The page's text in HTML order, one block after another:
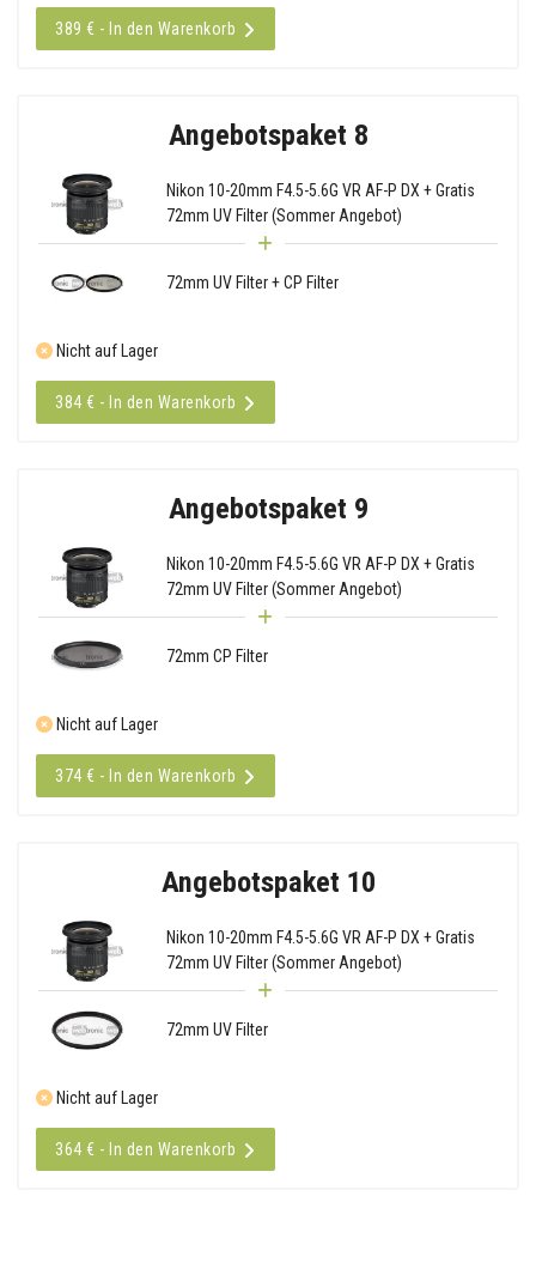
389 € - In den Warenkorb
Angebotspaket 8
Nikon 10-20mm F4.5-5.6G VR AF-P DX + Gratis
72mm UV Filter (Sommer Angebot)
72mm UV Filter + CP Filter
Nicht auf Lager
384 € - In den Warenkorb
Angebotspaket 9
Nikon 10-20mm F4.5-5.6G VR AF-P DX + Gratis
72mm UV Filter (Sommer Angebot)
72mm CP Filter
Nicht auf Lager
374 € - In den Warenkorb
Angebotspaket 10
Nikon 10-20mm F4.5-5.6G VR AF-P DX + Gratis
72mm UV Filter (Sommer Angebot)
72mm UV Filter
Nicht auf Lager
364 € - In den Warenkorb